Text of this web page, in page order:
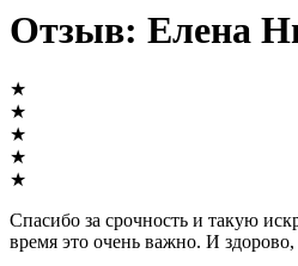
Отзыв: Елена
★
★
★
★
★
Спасибо за срочность и такую
время это очень важно. И здорово,